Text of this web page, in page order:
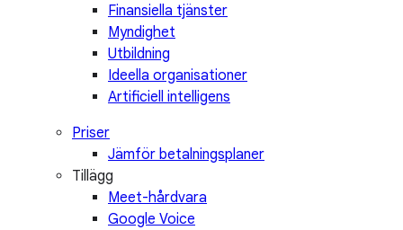
Finansiella tjänster
Myndighet
Utbildning
Ideella organisationer
Artificiell intelligens
Priser
Jämför betalningsplaner
Tillägg
Meet-hårdvara
Google Voice